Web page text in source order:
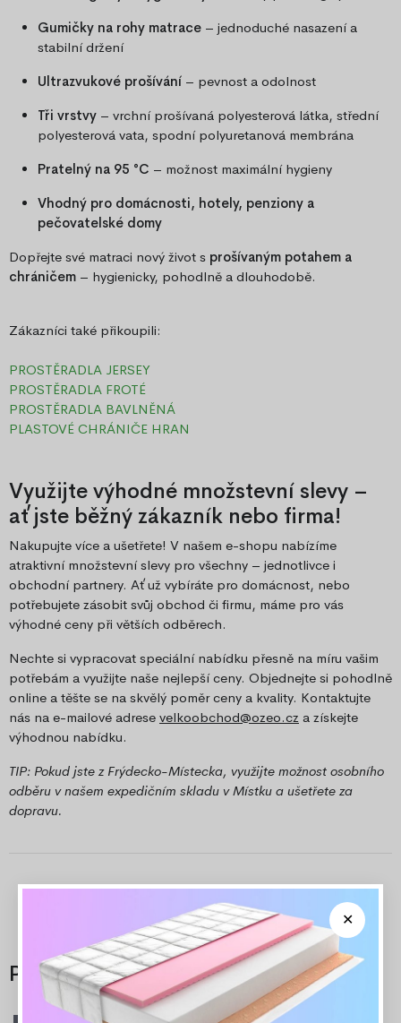
Gumičky na rohy matrace – jednoduché nasazení a
stabilní držení
Ultrazvukové prošívání – pevnost a odolnost
Tři vrstvy – vrchní prošívaná polyesterová látka, střední
polyesterová vata, spodní polyuretanová membrána
Pratelný na 95 °C – možnost maximální hygieny
Vhodný pro domácnosti, hotely, penziony a
pečovatelské domy
Dopřejte své matraci nový život s prošívaným potahem a
chráničem – hygienicky, pohodlně a dlouhodobě.
Zákazníci také přikoupili:
PROSTĚRADLA JERSEY
PROSTĚRADLA FROTÉ
PROSTĚRADLA BAVLNĚNÁ
PLASTOVÉ CHRÁNIČE HRAN
Využijte výhodné množstevní slevy –
ať jste běžný zákazník nebo firma!
Nakupujte více a ušetřete! V našem e-shopu nabízíme
atraktivní množstevní slevy pro všechny – jednotlivce i
obchodní partnery. Ať už vybíráte pro domácnost, nebo
potřebujete zásobit svůj obchod či firmu, máme pro vás
výhodné ceny při větších odběrech.
Nechte si vypracovat speciální nabídku přesně na míru vašim
potřebám a využijte naše nejlepší ceny. Objednejte si pohodlně
online a těšte se na skvělý poměr ceny a kvality. Kontaktujte
nás na e-mailové adrese velkoobchod@ozeo.cz a získejte
výhodnou nabídku.
TIP: Pokud jste z Frýdecko-Místecka, využijte možnost osobního
odběru v našem expedičním skladu v Místku a ušetřete za
dopravu.
Příslušenství